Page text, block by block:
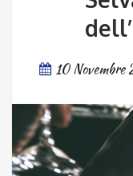
10 Novembre